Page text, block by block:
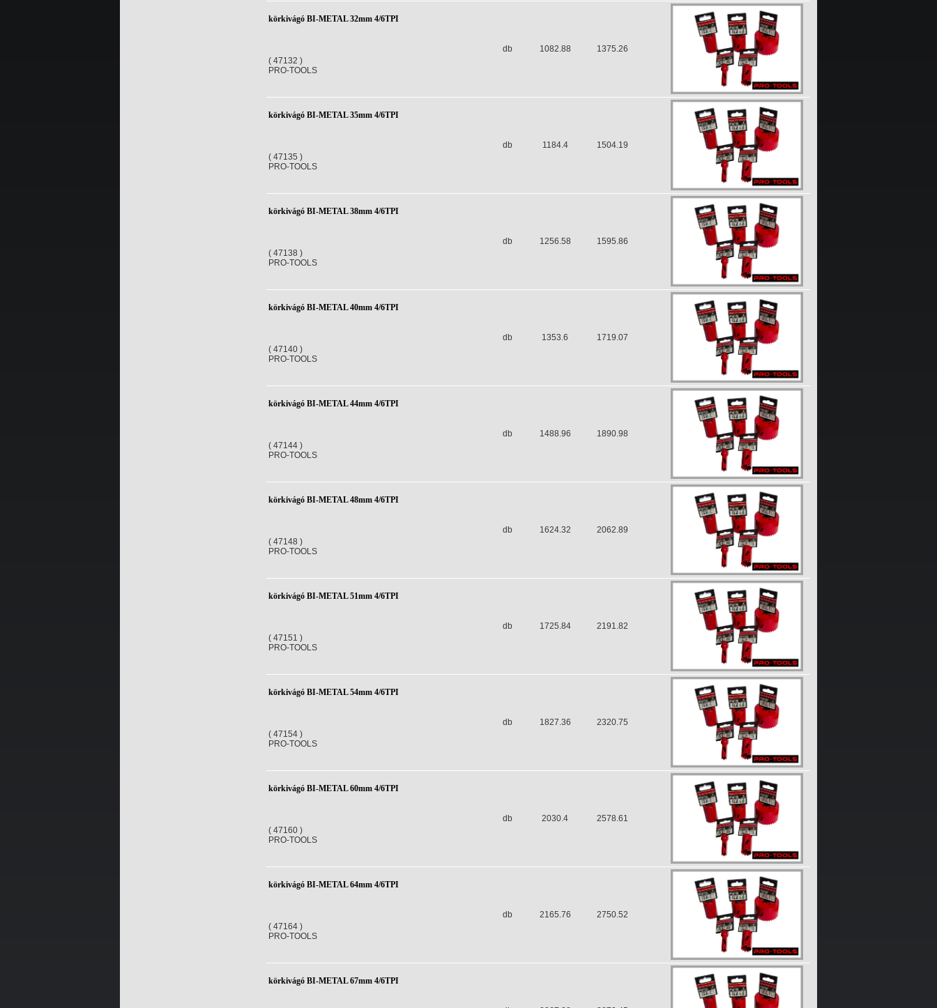
körkivágó BI-METAL 32mm 4/6TPI
db 1082.88
1375.26
( 47132 )
PRO-TOOLS
körkivágó BI-METAL 35mm 4/6TPI
db 1184.4
1504.19
( 47135 )
PRO-TOOLS
körkivágó BI-METAL 38mm 4/6TPI
db 1256.58
1595.86
( 47138 )
PRO-TOOLS
körkivágó BI-METAL 40mm 4/6TPI
db 1353.6
1719.07
( 47140 )
PRO-TOOLS
körkivágó BI-METAL 44mm 4/6TPI
db 1488.96
1890.98
( 47144 )
PRO-TOOLS
körkivágó BI-METAL 48mm 4/6TPI
db 1624.32
2062.89
( 47148 )
PRO-TOOLS
körkivágó BI-METAL 51mm 4/6TPI
db 1725.84
2191.82
( 47151 )
PRO-TOOLS
körkivágó BI-METAL 54mm 4/6TPI
db 1827.36
2320.75
( 47154 )
PRO-TOOLS
körkivágó BI-METAL 60mm 4/6TPI
db 2030.4
2578.61
( 47160 )
PRO-TOOLS
körkivágó BI-METAL 64mm 4/6TPI
db 2165.76
2750.52
( 47164 )
PRO-TOOLS
körkivágó BI-METAL 67mm 4/6TPI